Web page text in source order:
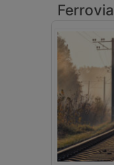
Ferrovia